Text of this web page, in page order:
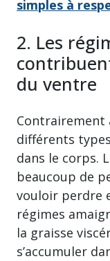
simples à
2. Les
du ventre
Contrairement
différents
dans le corps.
beaucoup de
vouloir perdre
régimes
la graisse
s’accumuler